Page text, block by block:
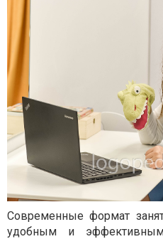
Современные формат
удобным и